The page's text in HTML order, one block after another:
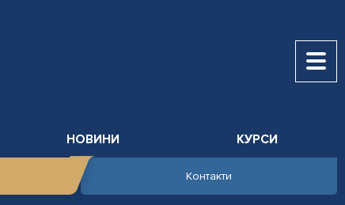
НОВИНИ КУРСИ
Контакти